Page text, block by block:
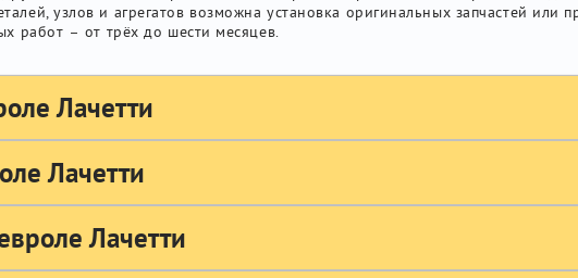
узлов и агрегатов возможна установка оригинальных запчастей или
работ – от трёх до шести месяцев.
Лачетти
Лачетти
Лачетти